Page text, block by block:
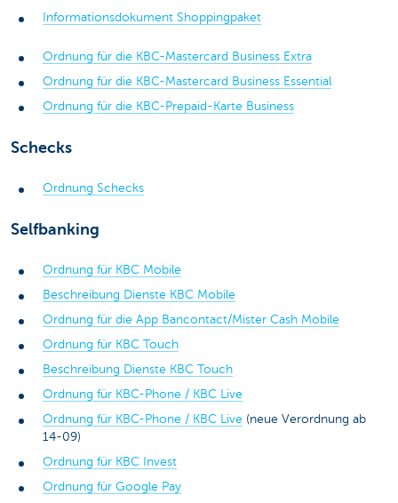
Informationsdokument Shoppingpaket
Ordnung für die KBC-Mastercard Business Extra
Ordnung für die KBC-Mastercard Business Essential
Ordnung für die KBC-Prepaid-Karte Business
Schecks
Ordnung Schecks
Selfbanking
Ordnung für KBC Mobile
Beschreibung Dienste KBC Mobile
Ordnung für die App Bancontact/Mister Cash Mobile
Ordnung für KBC Touch
Beschreibung Dienste KBC Touch
Ordnung für KBC-Phone / KBC Live
Ordnung für KBC-Phone / KBC Live (neue Verordnung ab
14-09)
Ordnung für KBC Invest
Ordnung für Google Pay